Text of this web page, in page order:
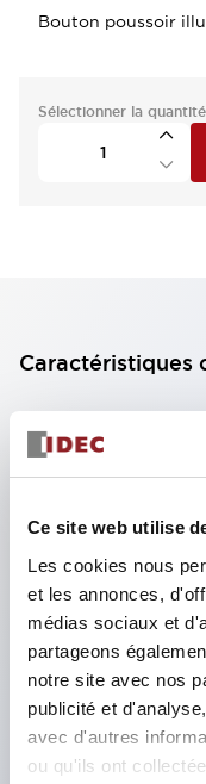
Ce site web utilise
Les cookies nous
et les annonces,
médias sociaux et
partageons
notre site avec nos
publicité et
avec d'autres
ou qu'ils ont
Bouton poussoir
Sélectionner la quantité
Caractéristiques
Bloc de contact
permettant une
Profondeur du
contact à 11
22 étages).
Structure de
déclenchement à
structure de